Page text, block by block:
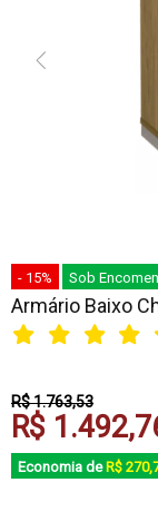
- 15% Sob
Armário Baixo
R$ 1.763,53
R$
Economia de R$